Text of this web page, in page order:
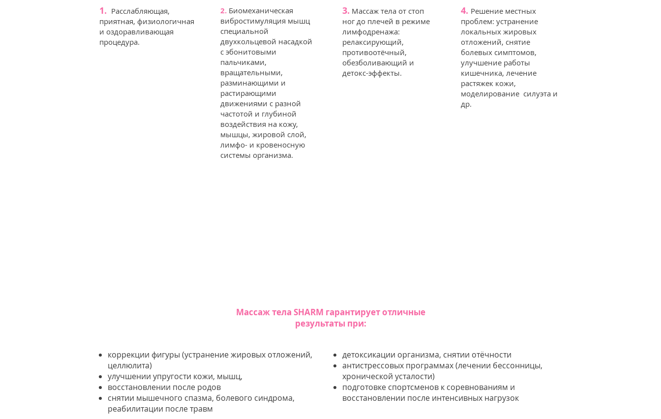
1. Расслабляющая,
приятная, физиологичная
и оздоравливающая
процедура.
2. Биомеханическая
вибростимуляция мышц
специальной
двухкольцевой насадкой
с эбонитовыми
пальчиками,
вращательными,
разминающими и
растирающими
движениями с разной
частотой и глубиной
воздействия на кожу,
мышцы, жировой слой,
лимфо- и кровеносную
системы организма.
3. Массаж тела от стоп
ног до плечей в режиме
лимфодренажа:
релаксирующий,
противоотёчный,
обезболивающий и
детокс-эффекты.
4. Решение местных
проблем: устранение
локальных жировых
отложений, снятие
болевых симптомов,
улучшение работы
кишечника, лечение
растяжек кожи,
моделирование силуэта и
др.
Массаж тела SHARM гарантирует отличные
результаты при:
коррекции фигуры (устранение жировых отложений,
целлюлита)
улучшении упругости кожи, мышц,
восстановлении после родов
снятии мышечного спазма, болевого синдрома,
реабилитации после травм
детоксикации организма, снятии отёчности
антистрессовых программах (лечении бессонницы,
хронической усталости)
подготовке спортсменов к соревнованиям и
восстановлении после интенсивных нагрузок